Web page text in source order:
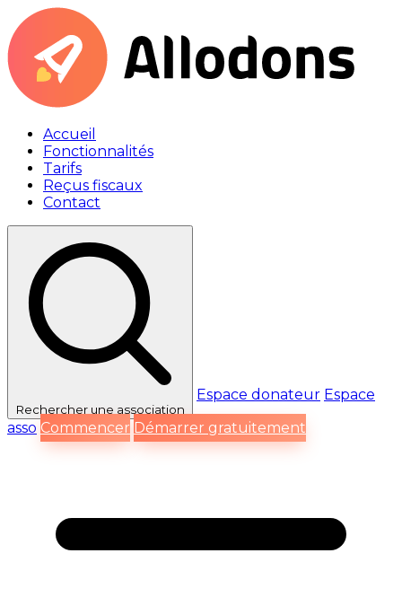
Accueil
Fonctionnalités
Tarifs
Reçus fiscaux
Contact
Rechercherune association
Espace donateur Espace
asso Commencer Démarrer gratuitement